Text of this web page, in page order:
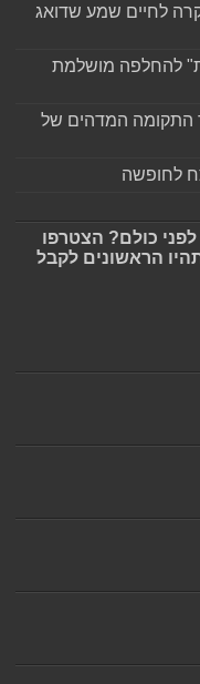
לחיים שמע שדואג
להחלפה מושלמת
התקומה המדהים של
לחופשה
כולם? הצטרפו
הראשונים לקבל